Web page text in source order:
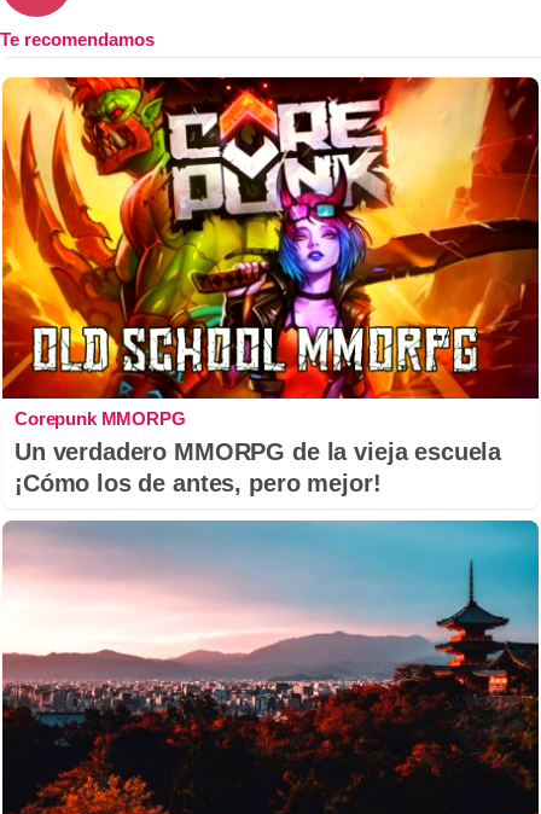
Corepunk MMORPG
Un verdadero MMORPG de la vieja escuela
¡Cómo los de antes, pero mejor!